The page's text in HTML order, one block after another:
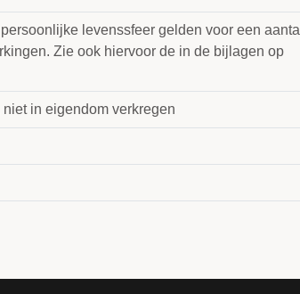
levenssfeer gelden voor een aantal
Zie ook hiervoor de in de bijlagen op
in eigendom verkregen